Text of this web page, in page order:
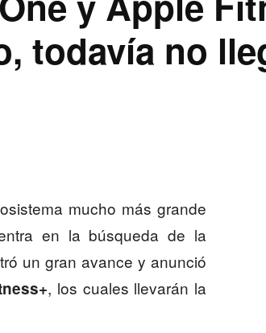
todavía no
mucho más grande
en la búsqueda de la
un gran avance y anunció
, los cuales llevarán la